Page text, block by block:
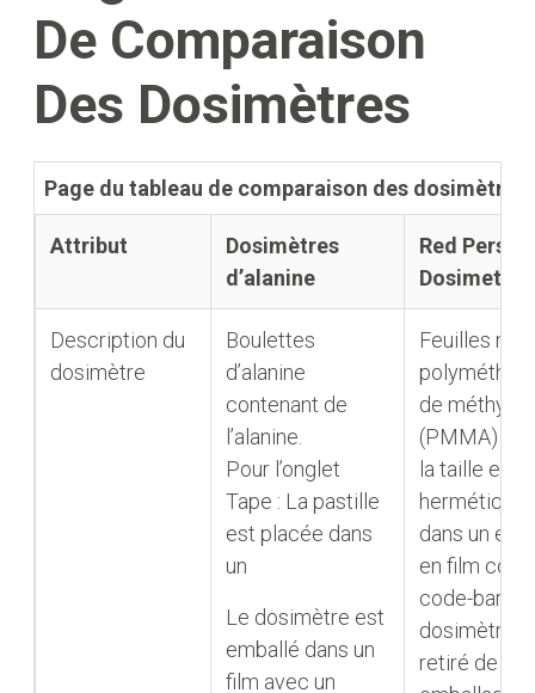
De Comparaison
Des Dosimètres
Page du tableau de comparaison des dosimètres
Attribut
Dosimètres
d’alanine
Red
Dosimeter
Description du
dosimètre
Boulettes
d’alanine
contenant de
l’alanine.
Pour l’onglet
Tape : La pastille
est placée dans
un
Le dosimètre est
emballé dans un
film avec un
Feuilles
de méthyle
(PMMA)
la taille et
dans un
en film
code-
dosimètre
retiré de son